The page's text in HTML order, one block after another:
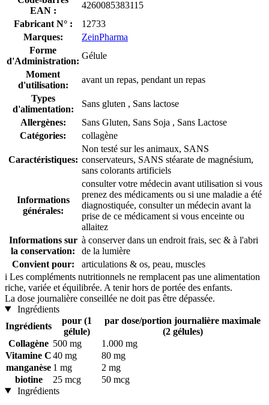
EAN :
4260085383115
Fabricant N° :
12733
Marques:
ZeinPharma
Forme
d'Administration:
Gélule
Moment
d'utilisation:
avant un repas, pendant un repas
Types
d'alimentation:
Sans gluten , Sans lactose
Allergènes:
Sans Gluten, Sans Soja , Sans Lactose
Catégories:
collagène
Caractéristiques:
Non testé sur les animaux, SANS
conservateurs, SANS stéarate de magnésium,
sans colorants artificiels
Informations
générales:
consulter votre médecin avant utilisation si vous
prenez des médicaments ou si une maladie a été
diagnostiquée, consulter un médecin avant la
prise de ce médicament si vous enceinte ou
allaitez
Informations sur
la conservation:
à conserver dans un endroit frais, sec & à l'abri
de la lumière
Convient pour:
articulations & os, peau, muscles
i Les compléments nutritionnels ne remplacent pas une alimentation
riche, variée et équilibrée. A tenir hors de portée des enfants.
La dose journalière conseillée ne doit pas être dépassée.
Ingrédients
Ingrédients
pour (1
gélule)
par dose/portion journalière maximale
(2 gélules)
Collagène 500 mg
1.000 mg
Vitamine C40 mg
80 mg
manganèse 1 mg
2 mg
biotine
25 mcg
50 mcg
Ingrédients